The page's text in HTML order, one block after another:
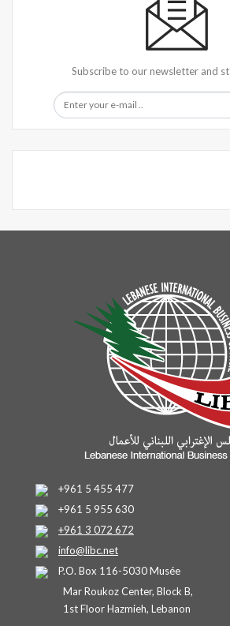
Subscribe to our newsletter and
+961 5 455 477
+961 5 955 630
+961 3 072 672
info@libc.net
P.O. Box 116-5030 Musée
Mar Roukoz Center, Block B,
1st Floor Hazmieh, Lebanon